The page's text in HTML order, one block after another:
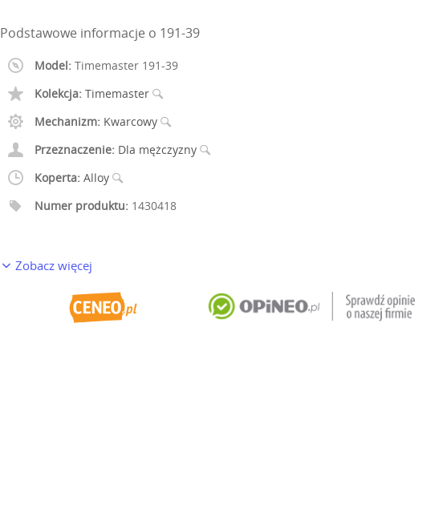
Podstawowe informacje o 191-39
Model: Timemaster 191-39
Kolekcja: Timemaster
Mechanizm: Kwarcowy
Przeznaczenie: Dla mężczyzny
Koperta: Alloy
Numer produktu: 1430418
Zobacz więcej